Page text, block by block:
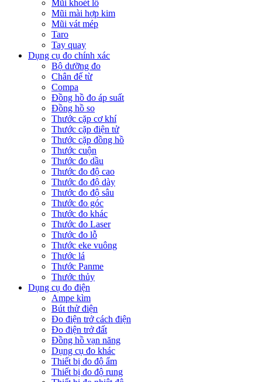
Mũi khoét lỗ
Mũi mài hợp kim
Mũi vát mép
Taro
Tay quay
Dụng cụ đo chính xác
Bộ dưỡng đo
Chân đế từ
Compa
Đồng hồ đo áp suất
Đồng hồ so
Thước cặp cơ khí
Thước cặp điện tử
Thước cặp đồng hồ
Thước cuộn
Thước đo dầu
Thước đo độ cao
Thước đo độ dày
Thước đo độ sâu
Thước đo góc
Thước đo khác
Thước đo Laser
Thước đo lỗ
Thước eke vuông
Thước lá
Thước Panme
Thước thủy
Dụng cụ đo điện
Ampe kìm
Bút thử điện
Đo điện trở cách điện
Đo điện trở đất
Đồng hồ vạn năng
Dụng cụ đo khác
Thiết bị đo độ ẩm
Thiết bị đo độ rung